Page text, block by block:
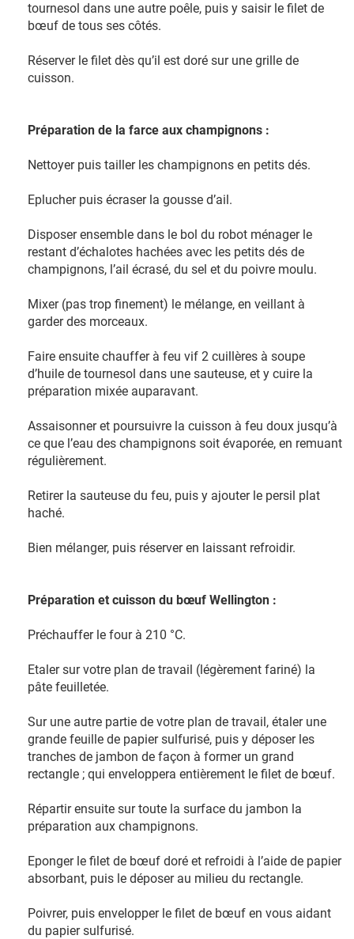
tournesol dans une autre poêle, puis y saisir le filet de
bœuf de tous ses côtés.
Réserver le filet dès qu’il est doré sur une grille de
cuisson.
Préparation de la farce aux champignons :
Nettoyer puis tailler les champignons en petits dés.
Eplucher puis écraser la gousse d’ail.
Disposer ensemble dans le bol du robot ménager le
restant d’échalotes hachées avec les petits dés de
champignons, l’ail écrasé, du sel et du poivre moulu.
Mixer (pas trop finement) le mélange, en veillant à
garder des morceaux.
Faire ensuite chauffer à feu vif 2 cuillères à soupe
d’huile de tournesol dans une sauteuse, et y cuire la
préparation mixée auparavant.
Assaisonner et poursuivre la cuisson à feu doux jusqu’à
ce que l’eau des champignons soit évaporée, en remuant
régulièrement.
Retirer la sauteuse du feu, puis y ajouter le persil plat
haché.
Bien mélanger, puis réserver en laissant refroidir.
Préparation et cuisson du bœuf Wellington :
Préchauffer le four à 210 °C.
Etaler sur votre plan de travail (légèrement fariné) la
pâte feuilletée.
Sur une autre partie de votre plan de travail, étaler une
grande feuille de papier sulfurisé, puis y déposer les
tranches de jambon de façon à former un grand
rectangle ; qui enveloppera entièrement le filet de bœuf.
Répartir ensuite sur toute la surface du jambon la
préparation aux champignons.
Eponger le filet de bœuf doré et refroidi à l’aide de papier
absorbant, puis le déposer au milieu du rectangle.
Poivrer, puis envelopper le filet de bœuf en vous aidant
du papier sulfurisé.